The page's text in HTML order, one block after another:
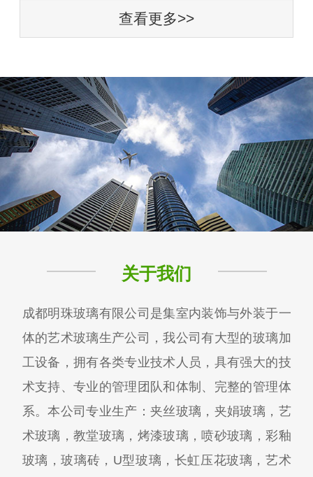
查看更多>>
关于我们
成都明珠玻璃有限公司是集室内装饰与外装于一
体的艺术玻璃生产公司，我公司有大型的玻璃加
工设备，拥有各类专业技术人员，具有强大的技
术支持、专业的管理团队和体制、完整的管理体
系。本公司专业生产：夹丝玻璃，夹娟玻璃，艺
术玻璃，教堂玻璃，烤漆玻璃，喷砂玻璃，彩釉
玻璃，玻璃砖，U型玻璃，长虹压花玻璃，艺术